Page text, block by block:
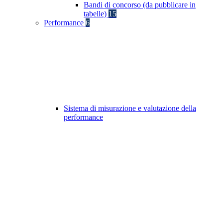
Bandi di concorso (da pubblicare in
tabelle) 15
Performance 6
Sistema di misurazione e valutazione della
performance